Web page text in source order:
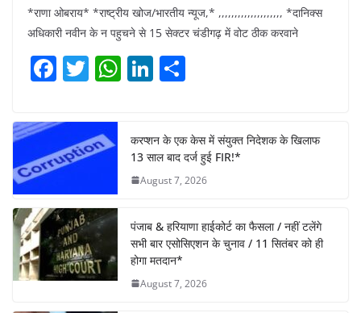
*राणा ओबराय* *राष्ट्रीय खोज/भारतीय न्यूज,* ,,,,,,,,,,,,,,,,,,,, *दानिक्स
अधिकारी नवीन के न पहुचने से 15 सेक्टर चंडीगढ़ में वोट ठीक करवाने
F
c
e
b
o
o
k
T
itt
er
W
s
A
p
Li
e
dI
n
e
करप्शन के एक केस में संयुक्त निदेशक के खिलाफ
13 साल बाद दर्ज हुई FIR!*
August 7, 2026
पंजाब & हरियाणा हाईकोर्ट का फैसला / नहीं टलेंगे
सभी बार एसोसिएशन के चुनाव / 11 सितंबर को ही
होगा मतदान*
August 7, 2026